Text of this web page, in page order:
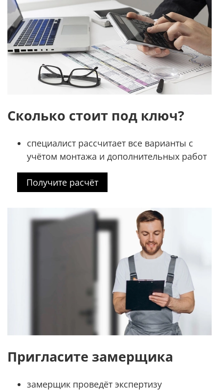
Сколько стоит под ключ?
специалист рассчитает все варианты с
учётом монтажа и дополнительных работ
Получите расчёт
Пригласите замерщика
замерщик проведёт экспертизу